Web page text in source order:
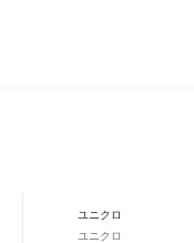
ユニクロ
ユニクロ